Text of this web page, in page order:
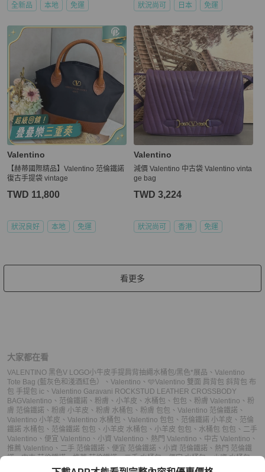
全新品 本地 免運 狀況尚可 日本 免運
Valentino
【赫蒂國際精品】Valentino 范倫鐵諾
復古手提袋 vintage
TWD 11,800
狀況良好 本地 免運
Valentino
減價 Valentino 中古袋 Valentino vinta
ge bag
TWD 3,224
狀況尚可 香港 免運
看更多
大家都在看
VALENTINO 黑色V LOGO小牛皮手提肩背抽繩水桶包/黑色*展品 、 Valentino
Tote Bag (藍灰色和淺酒紅色）
、 Valentino 、 🩵Valentino 雙面 肩背包 斜背包 布
包 手提包 ic 、 Valentino Garavani ROCKSTUD LEATHER CROSSBODY
BAGValentino 、 范倫鐵諾 、 粉膚 、 小羊皮 、 水桶包 、 包包 、 粉膚 Valentino 、 粉
膚 范倫鐵諾 、 粉膚 小羊皮 、 粉膚 水桶包 、 粉膚 包包 、 Valentino 范倫鐵諾 、
Valentino 小羊皮 、 Valentino 水桶包 、 Valentino 包包 、 范倫鐵諾 小羊皮 、 范倫
鐵諾 水桶包 、 范倫鐵諾 包包 、 小羊皮 水桶包 、 小羊皮 包包 、 水桶包 包包 、 二手
Valentino 、 便宜 Valentino 、 小資 Valentino 、 熱門 Valentino 、 中古 Valentino 、
推薦 Valentino 、 二手 范倫鐵諾 、 便宜 范倫鐵諾 、 小資 范倫鐵諾 、 熱門 范倫鐵
諾、中古 范倫鐵諾、推薦 范倫鐵諾、二手 水桶包、便宜 水桶包、小資 水桶包、
中古 水桶包、 推薦 水桶包、二手 包包、便宜 包包、